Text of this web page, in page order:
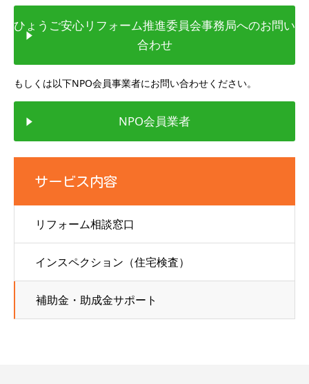
サービス内容
リフォーム相談窓口
インスペクション（住宅検査）
補助金・助成金サポート
ひょうご安心リフォーム推進委員会事務局へのお問い
合わせ
もしくは以下NPO会員事業者にお問い合わせください。
NPO会員業者